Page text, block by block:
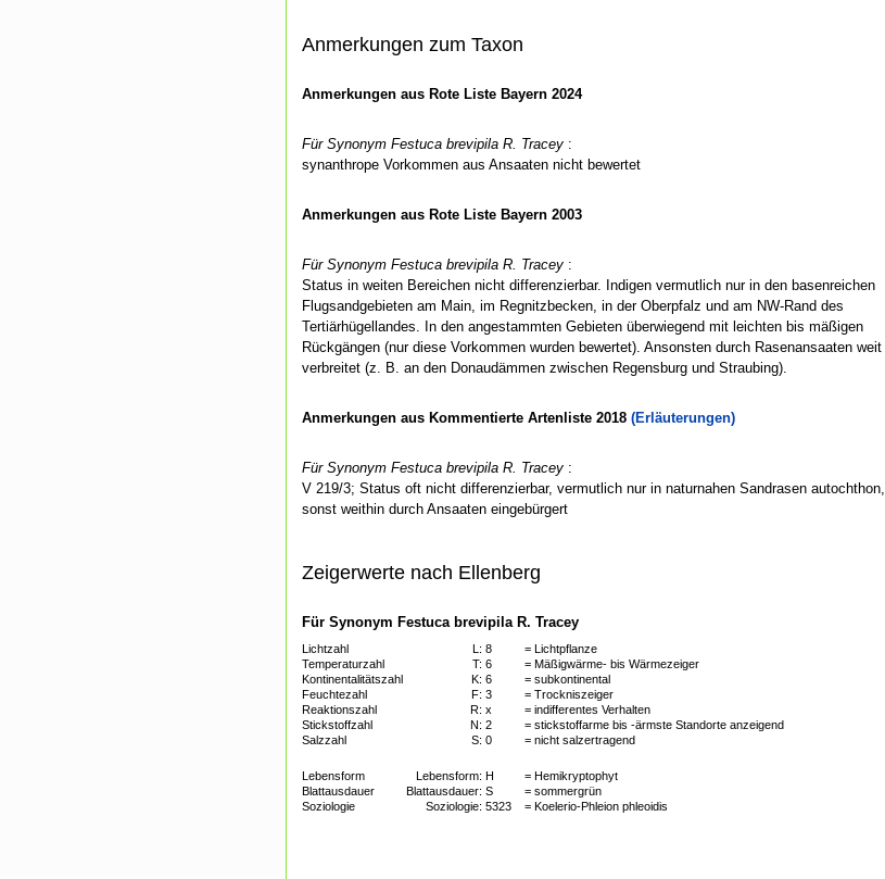
Anmerkungen zum Taxon
Anmerkungen aus Rote Liste Bayern 2024
Für Synonym Festuca brevipila R. Tracey :
synanthrope Vorkommen aus Ansaaten nicht bewertet
Anmerkungen aus Rote Liste Bayern 2003
Für Synonym Festuca brevipila R. Tracey :
Status in weiten Bereichen nicht differenzierbar. Indigen vermutlich nur in den basenreichen
Flugsandgebieten am Main, im Regnitzbecken, in der Oberpfalz und am NW-Rand des
Tertiärhügellandes. In den angestammten Gebieten überwiegend mit leichten bis mäßigen
Rückgängen (nur diese Vorkommen wurden bewertet). Ansonsten durch Rasenansaaten weit
verbreitet (z. B. an den Donaudämmen zwischen Regensburg und Straubing).
Anmerkungen aus Kommentierte Artenliste 2018 (Erläuterungen)
Für Synonym Festuca brevipila R. Tracey :
V 219/3; Status oft nicht differenzierbar, vermutlich nur in naturnahen Sandrasen autochthon,
sonst weithin durch Ansaaten eingebürgert
Zeigerwerte nach Ellenberg
Für Synonym Festuca brevipila R. Tracey
Lichtzahl L: 8
= Lichtpflanze
Temperaturzahl
T: 6
= Mäßigwärme- bis Wärmezeiger
Kontinentalitätszahl
K: 6
= subkontinental
Feuchtezahl
F: 3
= Trockniszeiger
Reaktionszahl
R: x
= indifferentes Verhalten
Stickstoffzahl
N: 2
= stickstoffarme bis -ärmste Standorte anzeigend
Salzzahl
S: 0 = nicht salzertragend
Lebensform Lebensform: H
= Hemikryptophyt
Blattausdauer
Blattausdauer: S
= sommergrün
Soziologie
Soziologie: 5323 = Koelerio-Phleion phleoidis